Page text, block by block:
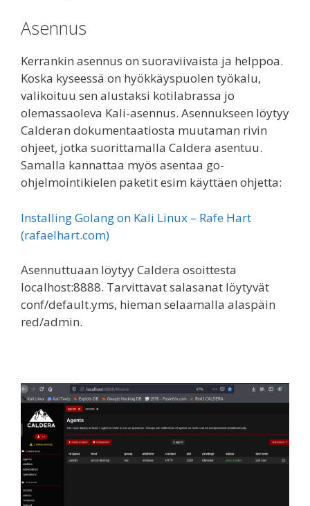
Asennus
Kerrankin asennus on suoraviivaista ja helppoa.
Koska kyseessä on hyökkäyspuolen työkalu,
valikoituu sen alustaksi kotilabrassa jo
olemassaoleva Kali-asennus. Asennukseen löytyy
Calderan dokumentaatiosta muutaman rivin
ohjeet, jotka suorittamalla Caldera asentuu.
Samalla kannattaa myös asentaa go-
ohjelmointikielen paketit esim käyttäen ohjetta:
Installing Golang on Kali Linux – Rafe Hart
(rafaelhart.com)
Asennuttuaan löytyy Caldera osoittesta
localhost:8888. Tarvittavat salasanat löytyvät
conf/default.yms, hieman selaamalla alaspäin
red/admin.